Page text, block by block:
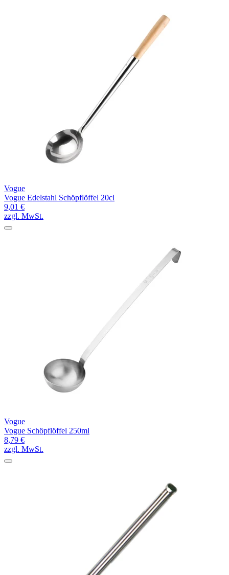
Vogue
Vogue Edelstahl Schöpflöffel 20cl
9,01 €
zzgl. MwSt.
Vogue
Vogue Schöpflöffel 250ml
8,79 €
zzgl. MwSt.